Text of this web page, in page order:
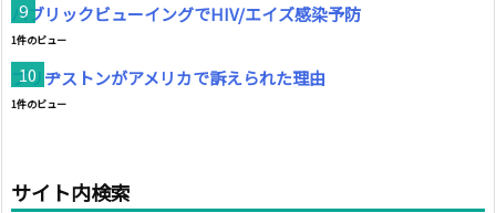
パブリックビューイングでHIV/エイズ感染予防
1件のビュー
ブリヂストンがアメリカで訴えられた理由
1件のビュー
サイト内検索